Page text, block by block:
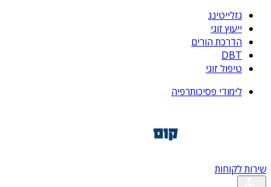
גזלייטינג
ייעוץ זוגי
הדרכת הורים
DBT
טיפול זוגי
לימודי פסיכותרפיה
שירות לקוחות